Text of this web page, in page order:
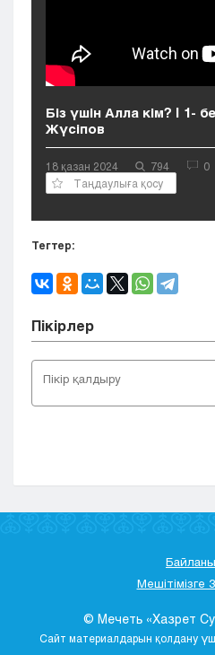
Шымкент
Біз үшін Алла кім? | 1-
Жүсіпов
18 қазан 2024 794
0
Таңдаулыға қосу
Тегтер:
Пікірлер
Мешітімізге
© Мечеть «Хазрет
Сайт материалдарын қолдану